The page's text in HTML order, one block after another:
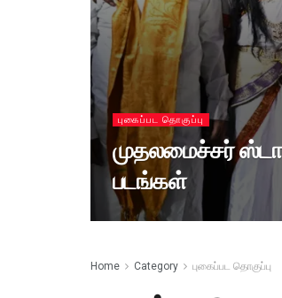
புகைப்பட தொகுப்பு
முதலமைச்சர்
படங்கள்
Home Category புகைப்பட தொகுப்பு